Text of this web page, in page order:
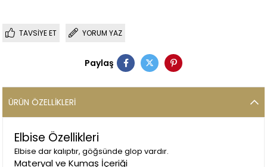
TAVSIYE ET YORUM YAZ
Paylaş
ÜRÜN ÖZELLIKLERI
Elbise Özellikleri
Elbise dar kalıptır, göğsünde glop vardır.
Materyal ve Kumaş İçeriği